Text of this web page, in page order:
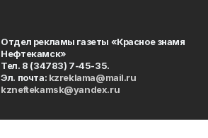
Отдел рекламы газеты «Красное знамя
Нефтекамск»
Тел. 8 (34783) 7-45-35.
Эл. почта: kzreklama@mail.ru
kzneftekamsk@yandex.ru